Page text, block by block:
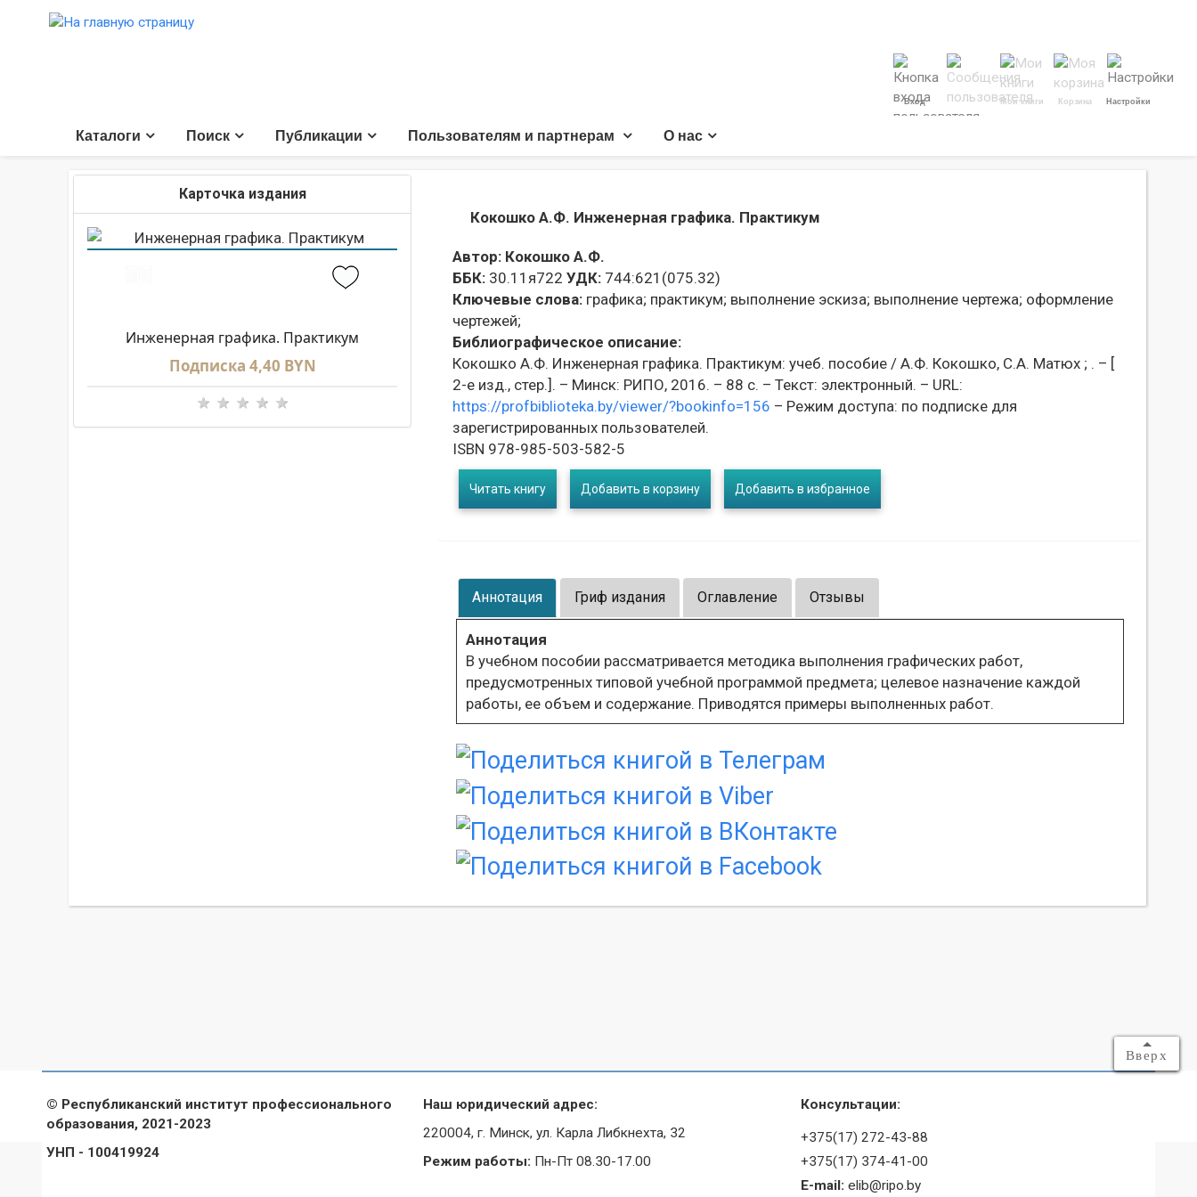
Вход Мои книги Корзина Настройки
Каталоги Поиск Публикации Пользователям и партнерам О нас
Карточка издания
Инженерная графика. Практикум
Подписка 4,40 BYN
Кокошко А.Ф. Инженерная графика. Практикум
Автор: Кокошко А.Ф.
ББК: 30.11я722 УДК: 744:621(075.32)
Ключевые слова: графика; практикум; выполнение эскиза; выполнение чертежа; оформление
чертежей;
Библиографическое описание:
Кокошко А.Ф. Инженерная графика. Практикум: учеб. пособие / А.Ф. Кокошко, С.А. Матюх ; . – [
2-е изд., стер.]. – Минск: РИПО, 2016. – 88 с. – Текст: электронный. – URL:
https://profbiblioteka.by/viewer/?bookinfo=156 – Режим доступа: по подписке для
зарегистрированных пользователей.
ISBN 978-985-503-582-5
Читать книгу Добавить в корзину Добавить в избранное
Аннотация Гриф издания Оглавление Отзывы
Аннотация
В учебном пособии рассматривается методика выполнения графических работ,
предусмотренных типовой учебной программой предмета; целевое назначение каждой
работы, ее объем и содержание. Приводятся примеры выполненных работ.
Вверх
© Республиканский институт профессионального
образования, 2021-2023
УНП - 100419924
Наш юридический адрес:
220004, г. Минск, ул. Карла Либкнехта, 32
Режим работы: Пн-Пт 08.30-17.00
Консультации:
+375(17) 272-43-88
+375(17) 374-41-00
E-mail: elib@ripo.by